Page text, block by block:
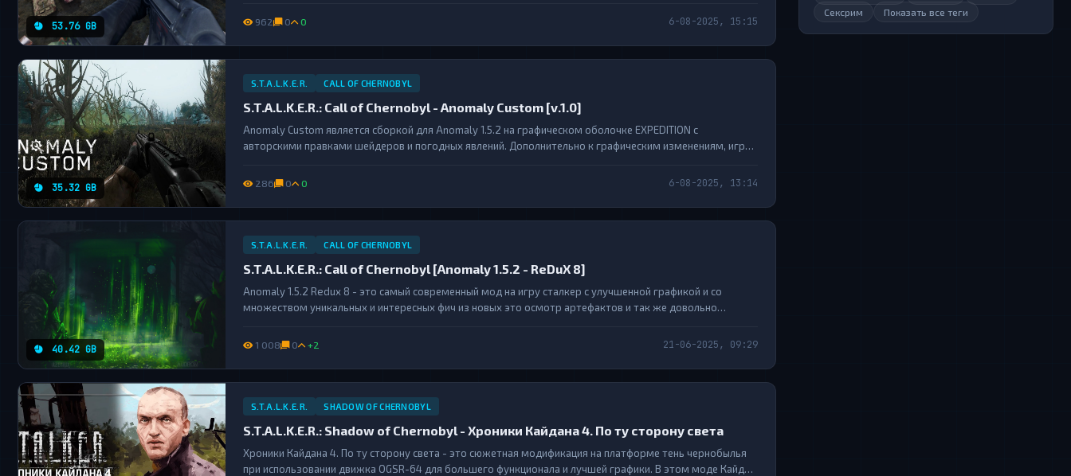
53.76 GB 962 0 0 6-08-2025, 15:15
35.32 GB
S.T.A.L.K.E.R. CALL OF CHERNOBYL
S.T.A.L.K.E.R.: Call of Chernobyl - Anomaly Custom [v.1.0]
Anomaly Custom является сборкой для Anomaly 1.5.2 на графическом оболочке EXPEDITION с
авторскими правками шейдеров и погодных явлений. Дополнительно к графическим изменениям, игра
её более интересной и разнообразной. Custom затрагивает множество...
286 0 0 6-08-2025, 13:14
40.42 GB
S.T.A.L.K.E.R. CALL OF CHERNOBYL
S.T.A.L.K.E.R.: Call of Chernobyl [Anomaly 1.5.2 - ReDuX 8]
Anomaly 1.5.2 Redux 8 - это самый современный мод на игру сталкер с улучшенной графикой и со
множеством уникальных и интересных фич из новых это осмотр артефактов и так же довольно
и звуки перезарядки, есть новые квесты а так же свежий аддон...
1 008 0 +2 21-06-2025, 09:29
S.T.A.L.K.E.R. SHADOW OF CHERNOBYL
S.T.A.L.K.E.R.: Shadow of Chernobyl - Хроники Кайдана 4. По ту сторону света
Хроники Кайдана 4. По ту сторону света - это сюжетная модификация на платформе тень чернобылья
при использовании движка OGSR-64 для большего функционала и лучшей графики. В этом моде Кайдан
Сексрим
Показать все теги